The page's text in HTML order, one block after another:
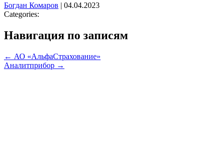
Богдан Комаров | 04.04.2023
Categories:
Навигация по записям
← АО «АльфаСтрахование»
Аналитприбор →